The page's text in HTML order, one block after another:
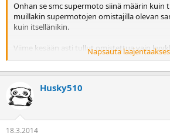
Onhan se smc supermoto siinä määrin kuin
muillakin supermotojen omistajilla olevan
kuin itsellänikin.
Viime kesään asti tullut omistettua vain
kyykyn pois vaihtamista hetkeäkään. Tuolla
hauskempaa ajella kuin kyykyllä.
Niin hauskaa kun tuolla motolla onkin ajella,
reissut ja työmatkat tekemättä, erittäin
300km lenkki, niin oli kyllä tuon pyörän
Napsauta
Husky510
18.3.2014